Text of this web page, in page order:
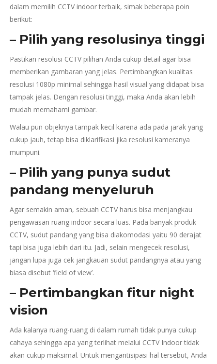
dalam memilih CCTV indoor terbaik, simak beberapa poin
berikut:
– Pilih yang resolusinya tinggi
Pastikan resolusi CCTV pilihan Anda cukup detail agar bisa
memberikan gambaran yang jelas. Pertimbangkan kualitas
resolusi 1080p minimal sehingga hasil visual yang didapat bisa
tampak jelas. Dengan resolusi tinggi, maka Anda akan lebih
mudah memahami gambar.
Walau pun objeknya tampak kecil karena ada pada jarak yang
cukup jauh, tetap bisa diklarifikasi jika resolusi kameranya
mumpuni.
– Pilih yang punya sudut
pandang menyeluruh
Agar semakin aman, sebuah CCTV harus bisa menjangkau
pengawasan ruang indoor secara luas. Pada banyak produk
CCTV, sudut pandang yang bisa diakomodasi yaitu 90 derajat
tapi bisa juga lebih dari itu. Jadi, selain mengecek resolusi,
jangan lupa juga cek jangkauan sudut pandangnya atau yang
biasa disebut ‘field of view’.
– Pertimbangkan fitur night
vision
Ada kalanya ruang-ruang di dalam rumah tidak punya cukup
cahaya sehingga apa yang terlihat melalui CCTV Indoor tidak
akan cukup maksimal. Untuk mengantisipasi hal tersebut, Anda